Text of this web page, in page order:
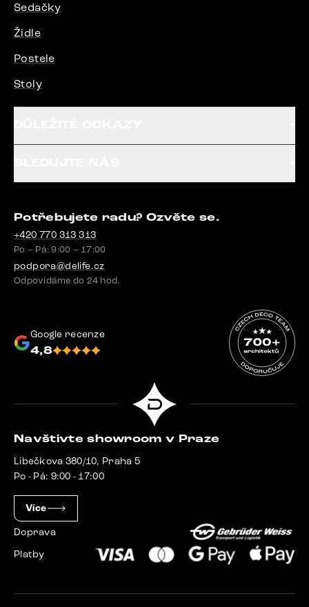
Sedačky
Židle
Postele
Stoly
Potřebujete radu? Ozvěte se.
+420 770 313 313
Po – Pá: 9:00 – 17:00
podpora@delife.cz
Odpovídáme do 24 hod.
Google recenze
4,8
Navštivte showroom v Praze
Libečkova 380/10, Praha 5
Po - Pá: 9:00 - 17:00
Více
Doprava
Platby